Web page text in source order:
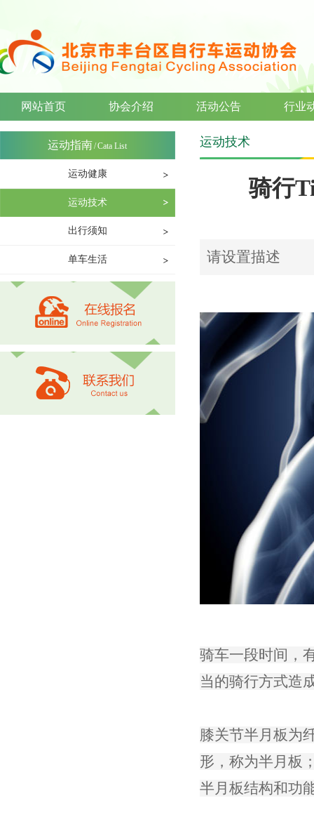
网站首页 协会介绍 活动公告 行业
运动指南/Cata List
运动健康
运动技术
出行须知
单车生活
运动技术
骑行
请设置描述
骑车一段时间，
当的骑行方式造
膝关节半月板为
形，称为半月板
半月板结构和功